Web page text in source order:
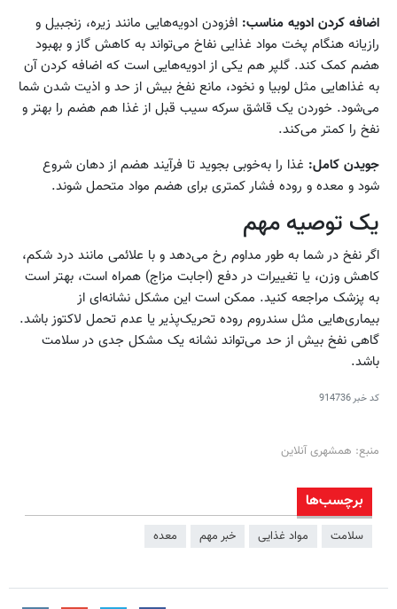
اضافه کردن ادویه‌ مناسب: افزودن ادویه‌هایی مانند زیره، زنجبیل و
رازیانه هنگام پخت مواد غذایی نفاخ می‌تواند به کاهش گاز و بهبود
هضم کمک کند. گلپر هم یکی از ادویه‌هایی است که اضافه کردن آن
به غذاهایی مثل لوبیا و نخود، مانع نفخ بیش از حد و اذیت شدن شما
می‌شود. خوردن یک قاشق سرکه سیب قبل از غذا هم هضم را بهتر و
نفخ را کمتر می‌کند.
جویدن کامل: غذا را به‌خوبی بجوید تا فرآیند هضم از دهان شروع
شود و معده و روده فشار کمتری برای هضم مواد متحمل شوند.
یک توصیه مهم
اگر نفخ در شما به‌ طور مداوم رخ می‌دهد و با علائمی مانند درد شکم،
کاهش وزن، یا تغییرات در دفع (اجابت مزاج) همراه است، بهتر است
به پزشک مراجعه کنید. ممکن است این مشکل نشانه‌ای از
بیماری‌هایی مثل سندروم روده تحریک‌پذیر یا عدم تحمل لاکتوز باشد.
گاهی نفخ بیش از حد می‌تواند نشانه یک مشکل جدی در سلامت
باشد.
کد خبر914736
منبع: همشهری آنلاین
برچسب‌ها
سلامت مواد غذایی خبر مهم معده